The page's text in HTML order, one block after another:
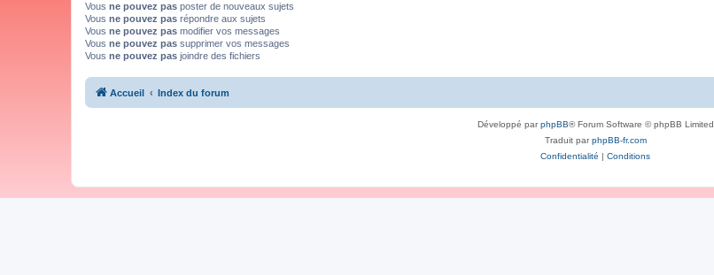
Vous ne pouvez pas poster de nouveaux sujets
Vous ne pouvez pas répondre aux sujets
Vous ne pouvez pas modifier vos messages
Vous ne pouvez pas supprimer vos messages
Vous ne pouvez pas joindre des fichiers
Accueil Index du forum
Développé parphpBB® Forum Software © phpBB Limited
Traduit parphpBB-fr.com
Confidentialité | Conditions